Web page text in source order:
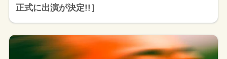
正式に出演が決定!!］